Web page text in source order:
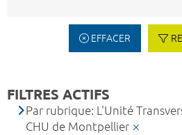
EFFACER
FILTRES ACTIFS
Par rubrique: L'Unité
CHU de Montpellier